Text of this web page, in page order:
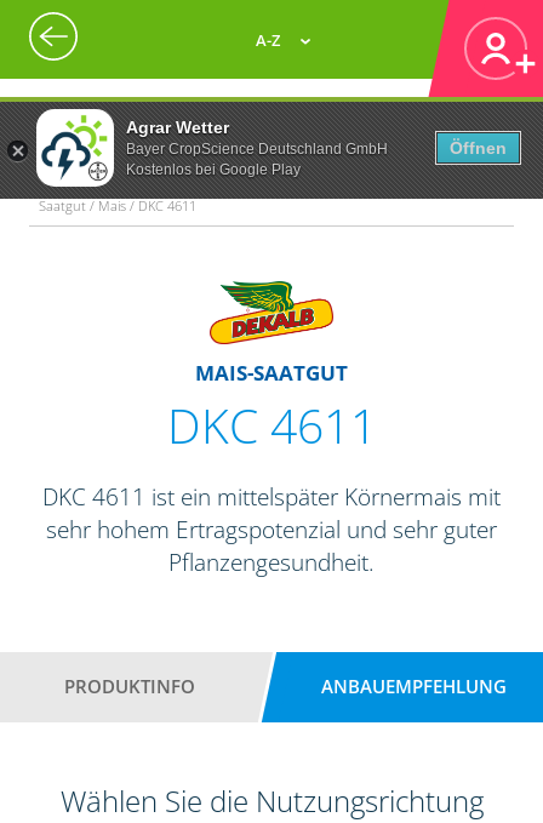
Agrar Wetter
Bayer CropScience Deutschland GmbH
Kostenlos bei Google Play
Öffnen
A-Z
Saatgut / Mais / DKC 4611
MAIS-SAATGUT
DKC 4611
DKC 4611 ist ein mittelspäter Körnermais mit
sehr hohem Ertragspotenzial und sehr guter
Pflanzengesundheit.
PRODUKTINFO ANBAUEMPFEHLUNG
Wählen Sie die Nutzungsrichtung